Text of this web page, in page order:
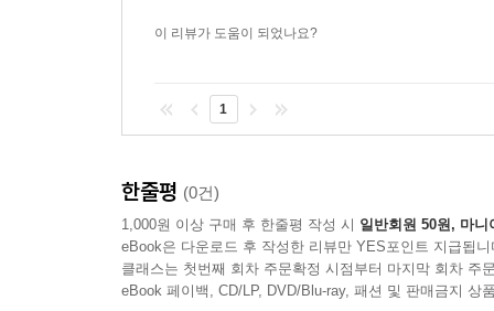
이 리뷰가 도움이 되었나요?
1
한줄평 (0건)
1,000원 이상 구매 후 한줄평 작성 시 일반회원 50원, 마니
eBook은 다운로드 후 작성한 리뷰만 YES포인트 지급됩니
클래스는 첫번째 회차 주문확정 시점부터 마지막 회차 주
eBook 페이백, CD/LP, DVD/Blu-ray, 패션 및 판매금지 상